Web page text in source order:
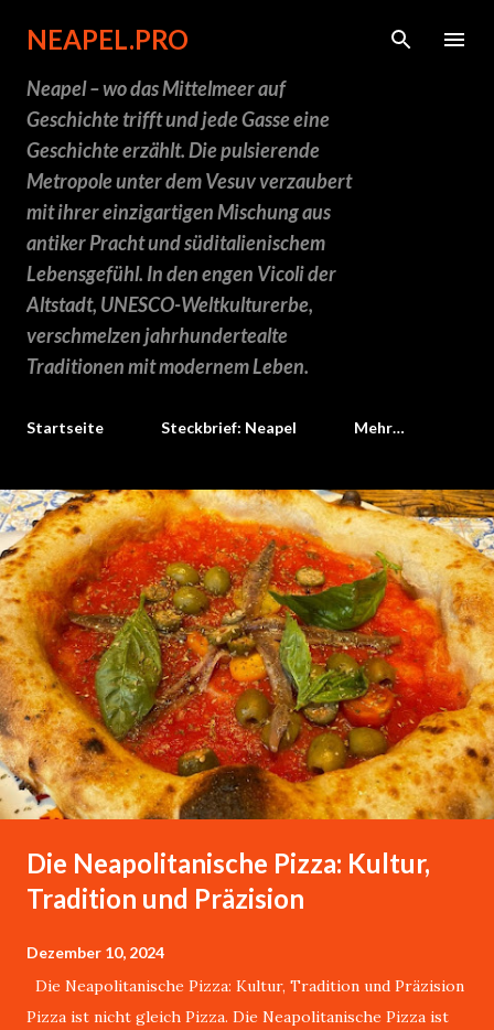
Direkt zum Hauptbereich
NEAPEL.PRO
Neapel – wo das Mittelmeer auf
Geschichte trifft und jede Gasse eine
Geschichte erzählt. Die pulsierende
Metropole unter dem Vesuv verzaubert
mit ihrer einzigartigen Mischung aus
antiker Pracht und süditalienischem
Lebensgefühl. In den engen Vicoli der
Altstadt, UNESCO-Weltkulturerbe,
verschmelzen jahrhundertealte
Traditionen mit modernem Leben.
Startseite Steckbrief: Neapel Mehr…
P
o
s
t
s
Die Neapolitanische Pizza: Kultur,
Tradition und Präzision
Dezember 10, 2024
Die Neapolitanische Pizza: Kultur, Tradition und Präzision
Pizza ist nicht gleich Pizza. Die Neapolitanische Pizza ist